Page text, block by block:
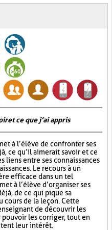
et ce que j’ai appris
à l’élève de confronter ses
ce qu’il aimerait savoir et ce
liens entre ses connaissances
Le recours à un
efficace dans un tel
à l’élève d’organiser ses
de ce qui pique sa
cours de la leçon. Cette
de découvrir les
les corriger, tout en
leur intérêt.